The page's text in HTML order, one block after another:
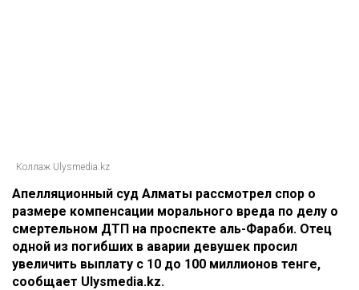
Коллаж Ulysmedia.kz
Апелляционный суд Алматы рассмотрел спор о
размере компенсации морального вреда по делу о
смертельном ДТП на проспекте аль-Фараби. Отец
одной из погибших в аварии девушек просил
увеличить выплату с 10 до 100 миллионов тенге,
сообщает Ulysmedia.kz.